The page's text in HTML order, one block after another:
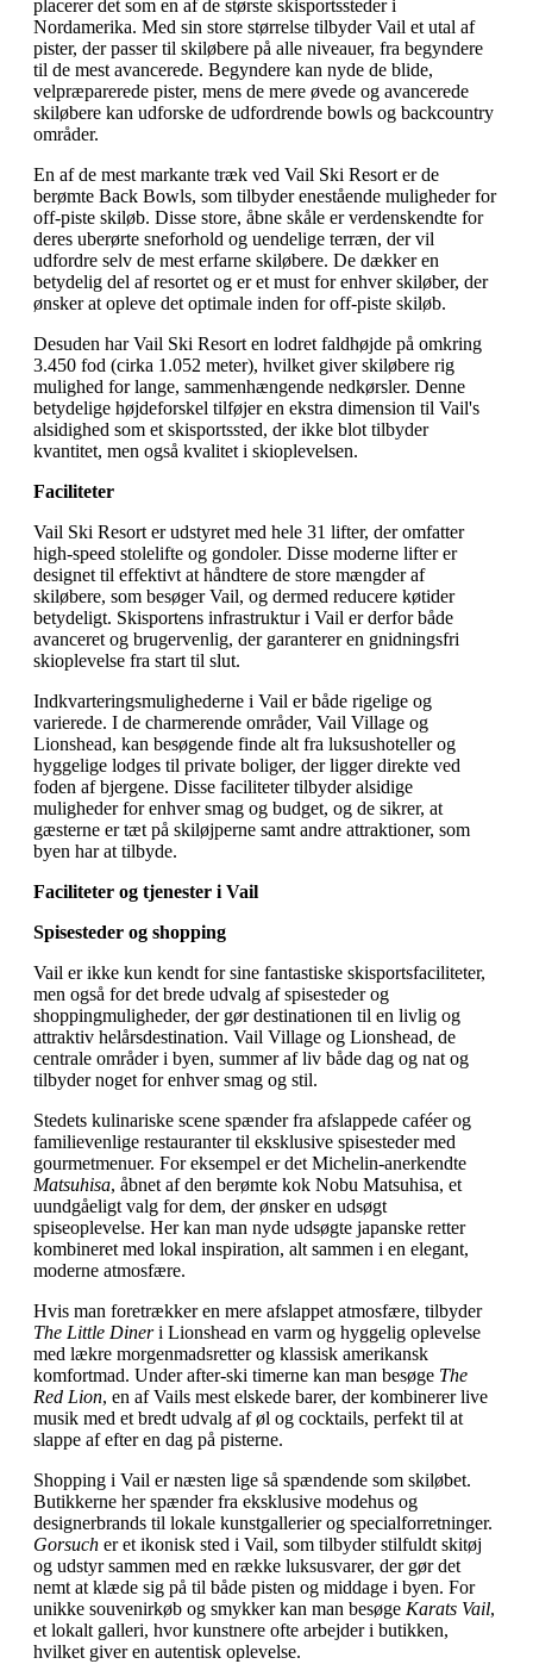
placerer det som en af de største skisportssteder i
Nordamerika. Med sin store størrelse tilbyder Vail et utal af
pister, der passer til skiløbere på alle niveauer, fra begyndere
til de mest avancerede. Begyndere kan nyde de blide,
velpræparerede pister, mens de mere øvede og avancerede
skiløbere kan udforske de udfordrende bowls og backcountry
områder.
En af de mest markante træk ved Vail Ski Resort er de
berømte Back Bowls, som tilbyder enestående muligheder for
off-piste skiløb. Disse store, åbne skåle er verdenskendte for
deres uberørte sneforhold og uendelige terræn, der vil
udfordre selv de mest erfarne skiløbere. De dækker en
betydelig del af resortet og er et must for enhver skiløber, der
ønsker at opleve det optimale inden for off-piste skiløb.
Desuden har Vail Ski Resort en lodret faldhøjde på omkring
3.450 fod (cirka 1.052 meter), hvilket giver skiløbere rig
mulighed for lange, sammenhængende nedkørsler. Denne
betydelige højdeforskel tilføjer en ekstra dimension til Vail's
alsidighed som et skisportssted, der ikke blot tilbyder
kvantitet, men også kvalitet i skioplevelsen.
Faciliteter
Vail Ski Resort er udstyret med hele 31 lifter, der omfatter
high-speed stolelifte og gondoler. Disse moderne lifter er
designet til effektivt at håndtere de store mængder af
skiløbere, som besøger Vail, og dermed reducere køtider
betydeligt. Skisportens infrastruktur i Vail er derfor både
avanceret og brugervenlig, der garanterer en gnidningsfri
skioplevelse fra start til slut.
Indkvarteringsmulighederne i Vail er både rigelige og
varierede. I de charmerende områder, Vail Village og
Lionshead, kan besøgende finde alt fra luksushoteller og
hyggelige lodges til private boliger, der ligger direkte ved
foden af bjergene. Disse faciliteter tilbyder alsidige
muligheder for enhver smag og budget, og de sikrer, at
gæsterne er tæt på skiløjperne samt andre attraktioner, som
byen har at tilbyde.
Faciliteter og tjenester i Vail
Spisesteder og shopping
Vail er ikke kun kendt for sine fantastiske skisportsfaciliteter,
men også for det brede udvalg af spisesteder og
shoppingmuligheder, der gør destinationen til en livlig og
attraktiv helårsdestination. Vail Village og Lionshead, de
centrale områder i byen, summer af liv både dag og nat og
tilbyder noget for enhver smag og stil.
Stedets kulinariske scene spænder fra afslappede caféer og
familievenlige restauranter til eksklusive spisesteder med
gourmetmenuer. For eksempel er det Michelin-anerkendte
Matsuhisa, åbnet af den berømte kok Nobu Matsuhisa, et
uundgåeligt valg for dem, der ønsker en udsøgt
spiseoplevelse. Her kan man nyde udsøgte japanske retter
kombineret med lokal inspiration, alt sammen i en elegant,
moderne atmosfære.
Hvis man foretrækker en mere afslappet atmosfære, tilbyder
The Little Dineri Lionshead en varm og hyggelig oplevelse
med lækre morgenmadsretter og klassisk amerikansk
komfortmad. Under after-ski timerne kan man besøge The
Red Lion, en af Vails mest elskede barer, der kombinerer live
musik med et bredt udvalg af øl og cocktails, perfekt til at
slappe af efter en dag på pisterne.
Shopping i Vail er næsten lige så spændende som skiløbet.
Butikkerne her spænder fra eksklusive modehus og
designerbrands til lokale kunstgallerier og specialforretninger.
Gorsuch er et ikonisk sted i Vail, som tilbyder stilfuldt skitøj
og udstyr sammen med en række luksusvarer, der gør det
nemt at klæde sig på til både pisten og middage i byen. For
unikke souvenirkøb og smykker kan man besøge Karats Vail,
et lokalt galleri, hvor kunstnere ofte arbejder i butikken,
hvilket giver en autentisk oplevelse.